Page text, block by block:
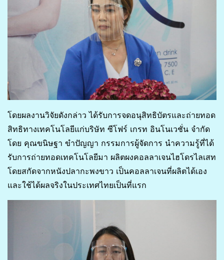
โดยผลงานวิจัยดังกล่าว ได้รับการจดอนุสิทธิบัตรและถ่ายทอด
สิทธิทางเทคโนโลยีแก่บริษัท ซีโฟร์ เกรท อินโนเวชั่น จำกัด
โดย คุณขนิษฐา ขำปัญญา กรรมการผู้จัดการ นำความรู้ที่ได้
รับการถ่ายทอดเทคโนโลยีมา ผลิตผงคอลลาเจนไฮโดรไลเสท
โดยสกัดจากหนังปลากะพงขาว เป็นคอลลาเจนที่ผลิตได้เอง
และใช้ได้ผลจริงในประเทศไทยเป็นที่แรก